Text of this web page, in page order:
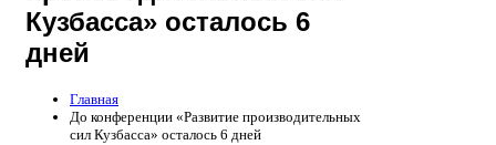
Кузбасса» осталось 6
дней
Главная
До конференции «Развитие производительных
сил Кузбасса» осталось 6 дней